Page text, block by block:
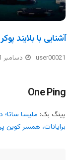
آشنایی با بلایند
user00021 دسامبر 21, 2023
One Ping
پینگ بک: ملیسا
برایانات، همسر